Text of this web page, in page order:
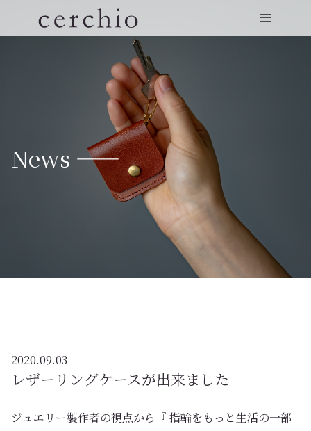
News ——
2020.09.03
レザーリングケースが出来ました
ジュエリー製作者の視点から『 指輪をもっと生活の一部